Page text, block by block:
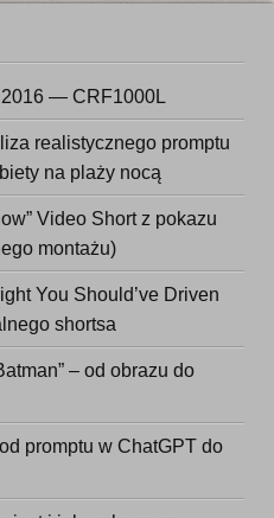
2016 — CRF1000L
realistycznego promptu
na plaży nocą
Video Short z pokazu
montażu)
You Should’ve Driven
shortsa
– od obrazu do
promptu w ChatGPT do